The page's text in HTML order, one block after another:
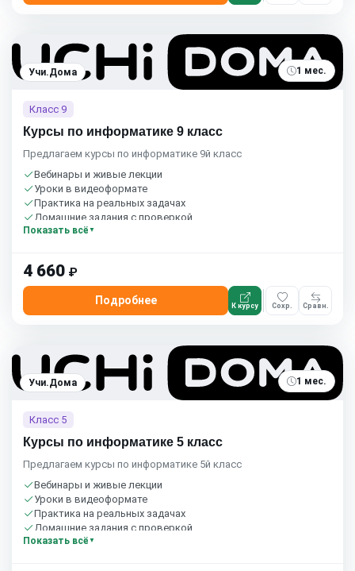
Учи.Дома 1 мес.
Класс 9
Курсы по информатике 9 класс
Предлагаем курсы по информатике 9й класс
Вебинары и живые лекции
Уроки в видеоформате
Практика на реальных задачах
Домашние задания с проверкой
Сообщество студентов
Показать всё
4 660 ₽
Подробнее К курсу Сохр. Сравн.
Учи.Дома 1 мес.
Класс 5
Курсы по информатике 5 класс
Предлагаем курсы по информатике 5й класс
Вебинары и живые лекции
Уроки в видеоформате
Практика на реальных задачах
Домашние задания с проверкой
Сообщество студентов
Показать всё